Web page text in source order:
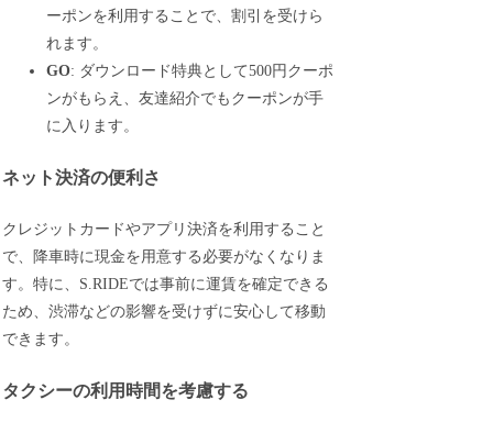
ーポンを利用することで、割引を受けら
れます。
GO: ダウンロード特典として500円クーポ
ンがもらえ、友達紹介でもクーポンが手
に入ります。
ネット決済の便利さ
クレジットカードやアプリ決済を利用すること
で、降車時に現金を用意する必要がなくなりま
す。特に、S.RIDEでは事前に運賃を確定できる
ため、渋滞などの影響を受けずに安心して移動
できます。
タクシーの利用時間を考慮する